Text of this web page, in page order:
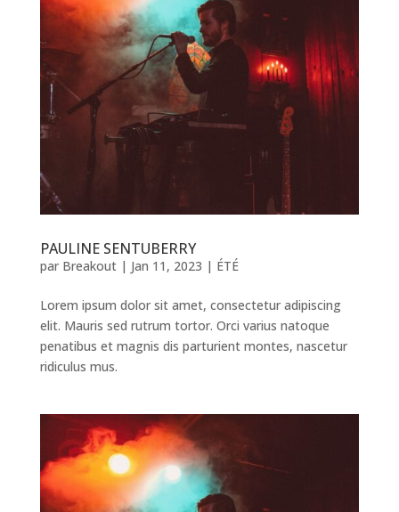
PAULINE SENTUBERRY
par Breakout| Jan 11, 2023 | ÉTÉ
Lorem ipsum dolor sit amet, consectetur adipiscing
elit. Mauris sed rutrum tortor. Orci varius natoque
penatibus et magnis dis parturient montes, nascetur
ridiculus mus.